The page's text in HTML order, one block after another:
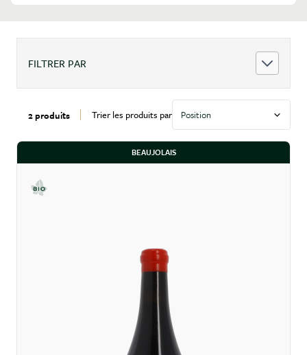
FILTRER PAR
2 produits Trier les produits par
BEAUJOLAIS